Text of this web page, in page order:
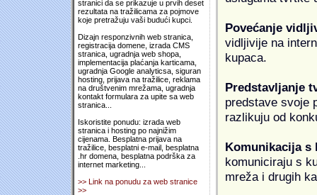
stranici da se prikazuje u prvih deset
rezultata na tražilicama za pojmove
koje pretražuju vaši budući kupci.
Dizajn responzivnih web stranica,
registracija domene, izrada CMS
stranica, ugradnja web shopa,
implementacija plaćanja karticama,
ugradnja Google analyticsa, siguran
hosting, prijava na tražilice, reklama
na društvenim mrežama, ugradnja
kontakt formulara za upite sa web
stranica...
Iskoristite ponudu: izrada web
stranica i hosting po najnižim
cijenama. Besplatna prijava na
tražilice, besplatni e-mail, besplatna
.hr domena, besplatna podrška za
internet marketing...
>> Link na ponudu za web stranice
>>
Povećanje
vidljivije na
kupaca.
Predstavljanje
predstave svoje
razlikuju od
Komunikacija s
komuniciraju s
mreža i drugih